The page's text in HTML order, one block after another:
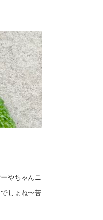
やちゃんニ
しょね〜苦